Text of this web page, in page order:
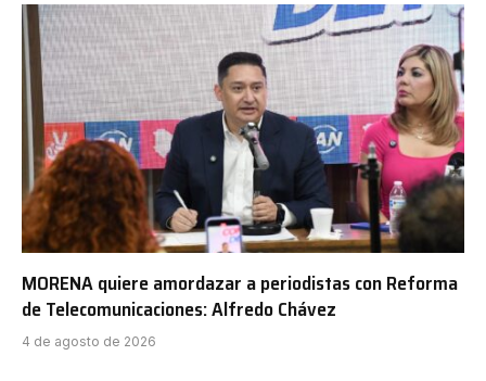
MORENA quiere amordazar a periodistas con Reforma
de Telecomunicaciones: Alfredo Chávez
4 de agosto de 2026